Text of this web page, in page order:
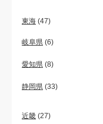
東海 (47)
岐阜県 (6)
愛知県 (8)
静岡県 (33)
近畿 (27)